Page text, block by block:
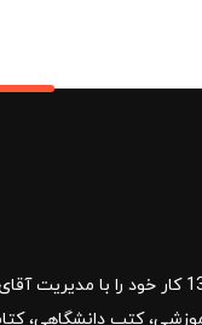
بانک کتاب مارکا در سال 1383 کار